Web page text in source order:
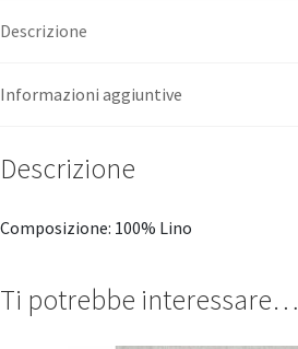
quantità
Descrizione
Informazioni aggiuntive
Descrizione
Composizione: 100% Lino
Ti potrebbe interessare…